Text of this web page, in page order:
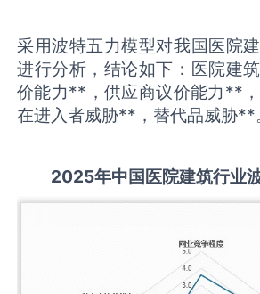
采用波特五力模型对我国医院
进行分析，结论如下：医院建
价能力**，供应商议价能力**
在进入者威胁**，替代品威胁**
2025年中国医院建筑行业